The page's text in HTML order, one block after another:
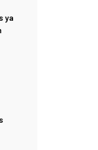
ya